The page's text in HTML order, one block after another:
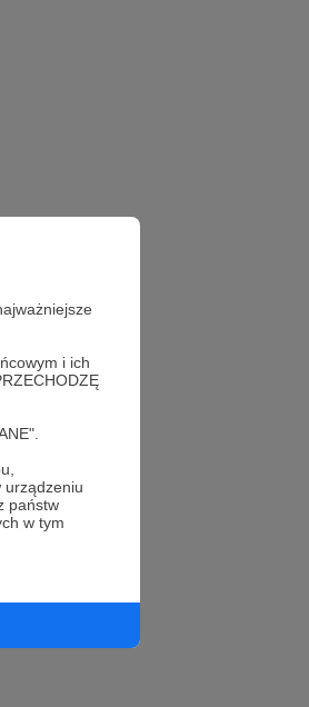
i ich
urządzeniu
państw
w tym